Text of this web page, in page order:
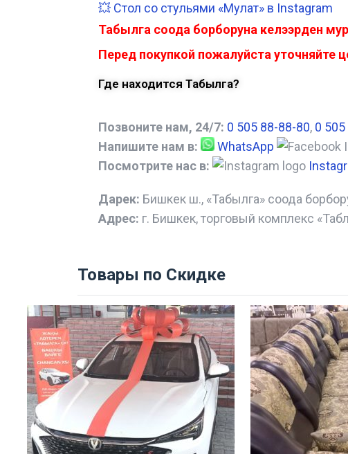
💥 Стол со стульями «Мулат» в Instagram
Табылга соода борборуна келээрден
Перед покупкой пожалуйста уточняйте
Где находится Табылга?
Позвоните нам, 24/7: 0 505 88-88-80, 0
Напишите нам в:
WhatsApp
Посмотрите нас в:
Дарек: Бишкек ш., «Табылга» соода
Адрес: г. Бишкек, торговый комплекс
Товары по Скидке